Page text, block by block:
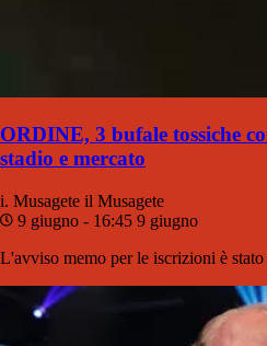
ORDINE, 3 bufale tossiche
stadio e mercato
i. Musagete il Musagete
9 giugno - 16:45 9 giugno
L'avviso memo per le iscrizioni è